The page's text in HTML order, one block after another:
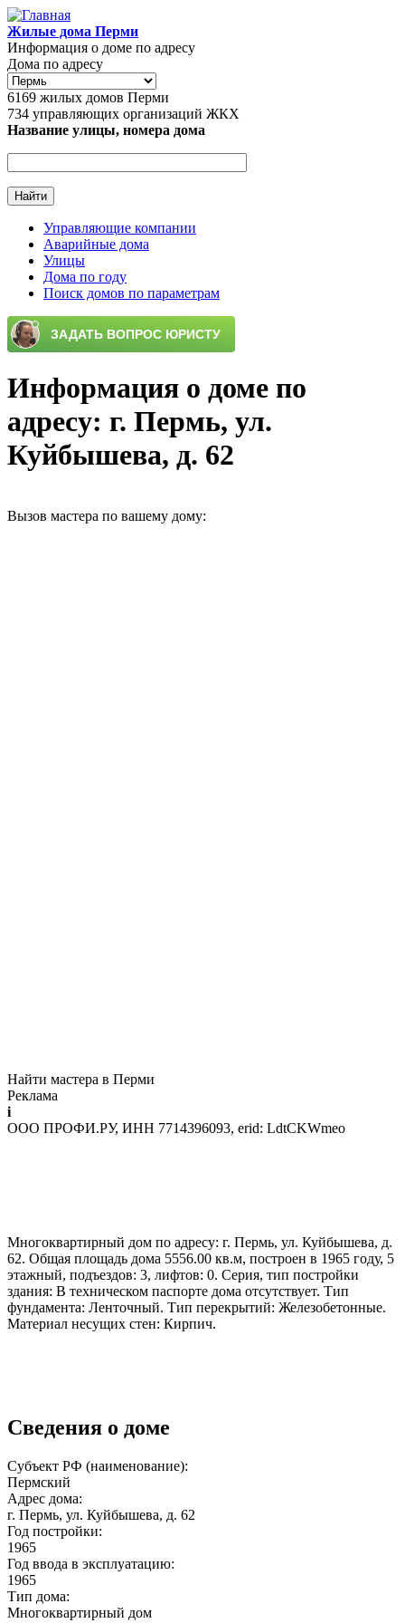
Перейти к основному содержанию
Жилые дома Перми
Информация о доме по адресу
Дома по адресу
6169 жилых домов Перми
734 управляющих организаций ЖКХ
Название улицы, номера дома
Главное меню
Управляющие компании
Аварийные дома
Улицы
Дома по году
Поиск домов по параметрам
Информация о доме по
адресу: г. Пермь, ул.
Куйбышева, д. 62
Вызов мастера по вашему дому:
Найти мастера в Перми
Реклама
i
ООО ПРОФИ.РУ, ИНН 7714396093, erid: LdtCKWmeo
Многоквартирный дом по адресу: г. Пермь, ул. Куйбышева, д.
62. Общая площадь дома 5556.00 кв.м, построен в 1965 году, 5
этажный, подъездов: 3, лифтов: 0. Серия, тип постройки
здания: В техническом паспорте дома отсутствует. Тип
фундамента: Ленточный. Тип перекрытий: Железобетонные.
Материал несущих стен: Кирпич.
Сведения о доме
Субъект РФ (наименование):
Пермский
Адрес дома:
г. Пермь, ул. Куйбышева, д. 62
Год постройки:
1965
Год ввода в эксплуатацию:
1965
Тип дома:
Многоквартирный дом